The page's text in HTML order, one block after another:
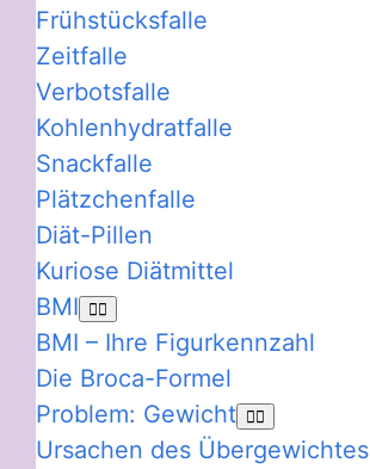
Frühstücksfalle
Zeitfalle
Verbotsfalle
Kohlenhydratfalle
Snackfalle
Plätzchenfalle
Diät-Pillen
Kuriose Diätmittel
BMI
BMI – Ihre Figurkennzahl
Die Broca-Formel
Problem: Gewicht
Ursachen des Übergewichtes